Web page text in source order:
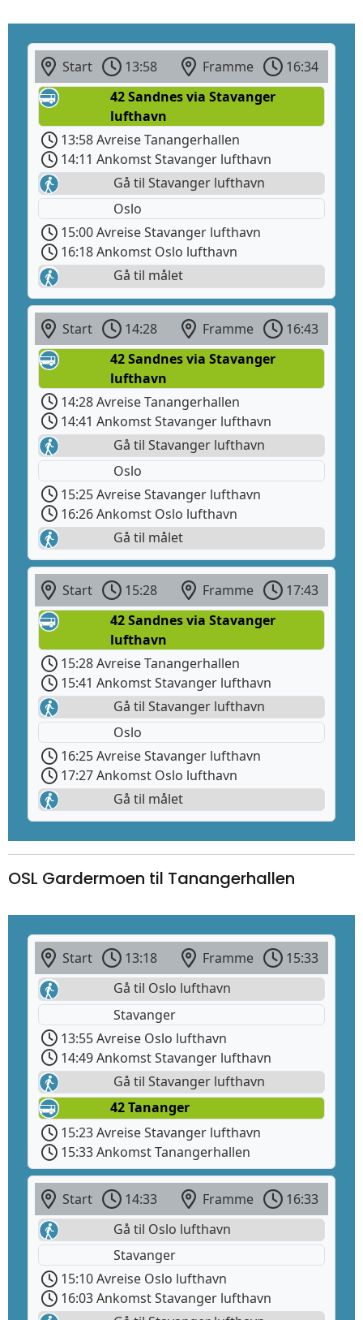
Start 13:58 Framme
16:34
42 Sandnes via Stavanger
lufthavn
13:58 Avreise Tanangerhallen
14:11 Ankomst Stavanger lufthavn
Gå til Stavanger lufthavn
Oslo
15:00 Avreise Stavanger lufthavn
16:18 Ankomst Oslo lufthavn
Gå til målet
Start 14:28 Framme
16:43
42 Sandnes via Stavanger
lufthavn
14:28 Avreise Tanangerhallen
14:41 Ankomst Stavanger lufthavn
Gå til Stavanger lufthavn
Oslo
15:25 Avreise Stavanger lufthavn
16:26 Ankomst Oslo lufthavn
Gå til målet
Start 15:28 Framme
17:43
42 Sandnes via Stavanger
lufthavn
15:28 Avreise Tanangerhallen
15:41 Ankomst Stavanger lufthavn
Gå til Stavanger lufthavn
Oslo
16:25 Avreise Stavanger lufthavn
17:27 Ankomst Oslo lufthavn
Gå til målet
OSL Gardermoen til Tanangerhallen
Start 13:18 Framme
15:33
Gå til Oslo lufthavn
Stavanger
13:55 Avreise Oslo lufthavn
14:49 Ankomst Stavanger lufthavn
Gå til Stavanger lufthavn
42 Tananger
15:23 Avreise Stavanger lufthavn
15:33 Ankomst Tanangerhallen
Start 14:33 Framme
16:33
Gå til Oslo lufthavn
Stavanger
15:10 Avreise Oslo lufthavn
16:03 Ankomst Stavanger lufthavn